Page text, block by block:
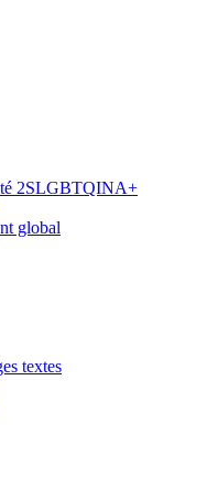
2SLGBTQINA+
global
textes